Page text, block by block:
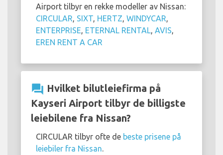
Airport tilbyr en rekke modeller av Nissan:
CIRCULAR, SIXT, HERTZ, WINDYCAR,
ENTERPRISE, ETERNAL RENTAL, AVIS,
EREN RENT A CAR
question_answer Hvilket bilutleiefirma på
Kayseri Airport tilbyr de billigste
leiebilene fra Nissan?
CIRCULAR tilbyr ofte de beste prisene på
leiebiler fra Nissan.